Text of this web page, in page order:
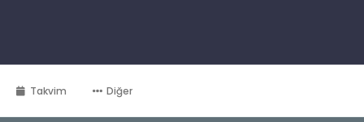
Takvim Diğer